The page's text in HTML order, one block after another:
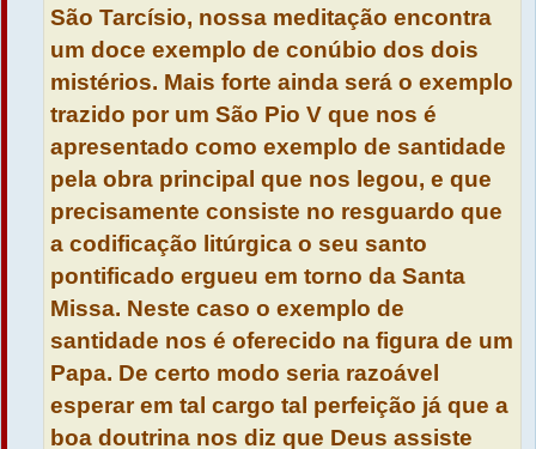
São Tarcísio, nossa meditação encontra
um doce exemplo de conúbio dos dois
mistérios. Mais forte ainda será o exemplo
trazido por um São Pio V que nos é
apresentado como exemplo de santidade
pela obra principal que nos legou, e que
precisamente consiste no resguardo que
a codificação litúrgica o seu santo
pontificado ergueu em torno da Santa
Missa. Neste caso o exemplo de
santidade nos é oferecido na figura de um
Papa. De certo modo seria razoável
esperar em tal cargo tal perfeição já que a
boa doutrina nos diz que Deus assiste